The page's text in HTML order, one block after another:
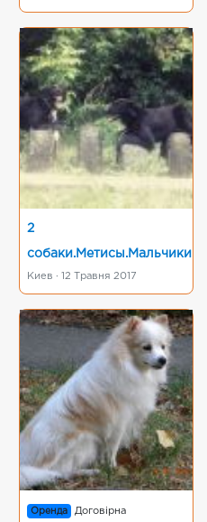
2
собаки.Метисы.Мальчики
Киев · 12 Травня 2017
Оренда Договірна